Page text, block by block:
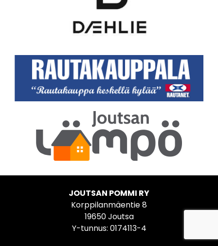
JOUTSAN POMMI RY
Korppilanmäentie 8
19650 Joutsa
Y-tunnus: 0174113-4